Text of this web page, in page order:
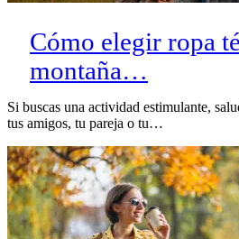
Cómo elegir ropa
montaña…
Si buscas una actividad estimulante,
tus amigos, tu pareja o tu…